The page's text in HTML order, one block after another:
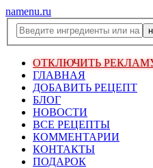
namenu.ru
ОТКЛЮЧИТЬ
ГЛАВНАЯ
ДОБАВИТЬ РЕЦЕПТ
БЛОГ
НОВОСТИ
ВСЕ РЕЦЕПТЫ
КОММЕНТАРИИ
КОНТАКТЫ
ПОДАРОК